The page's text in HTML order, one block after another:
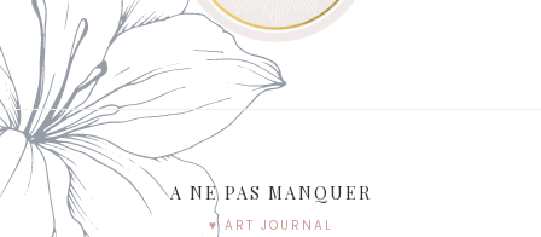
A NE PAS MANQUER
♥ ART JOURNAL